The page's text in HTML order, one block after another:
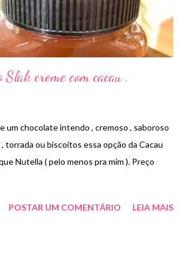
Slak creme com cacau .
um chocolate intendo , cremoso , saboroso
torrada ou biscoitos essa opção da Cacau
Nutella ( pelo menos pra mim ). Preço
POSTAR UM COMENTÁRIO LEIA MAIS